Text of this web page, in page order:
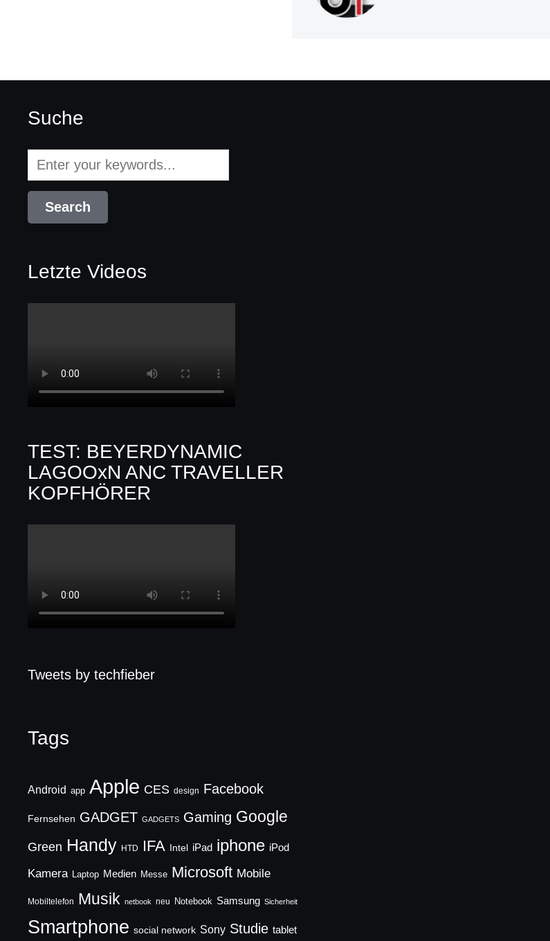
Suche
Letzte Videos
TEST: BEYERDYNAMIC
LAGOOxN ANC TRAVELLER
KOPFHÖRER
Tweets by techfieber
Tags
Android app Apple CES design Facebook
Fernsehen GADGET GADGETS Gaming Google
Green Handy HTD IFA Intel iPad iphone iPod
Kamera Laptop Medien Messe Microsoft Mobile
Mobiltelefon Musik netbook neu Notebook Samsung Sicherheit
Smartphone social network Sony Studie tablet